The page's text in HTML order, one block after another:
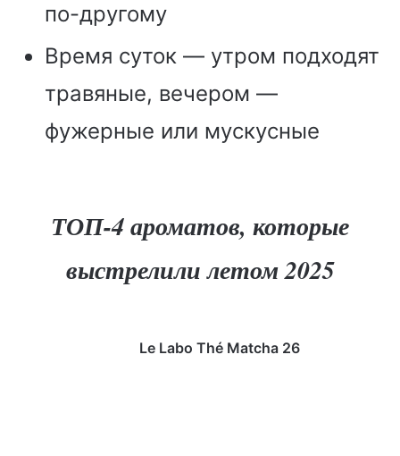
по-другому
Время суток — утром подходят
травяные, вечером —
фужерные или мускусные
ТОП-4 ароматов, которые
выстрелили летом 2025
Le Labo Thé Matcha 26